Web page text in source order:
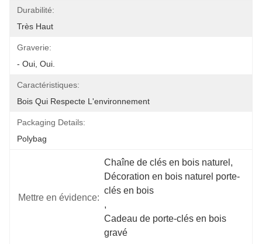
Durabilité:
Très Haut
Graverie:
- Oui, Oui.
Caractéristiques:
Bois Qui Respecte L'environnement
Packaging Details:
Polybag
Mettre en évidence:
Chaîne de clés en bois naturel ,
Décoration en bois naturel porte-
clés en bois
,
Cadeau de porte-clés en bois
gravé